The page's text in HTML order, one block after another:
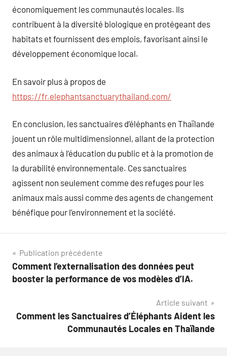
économiquement les communautés locales. Ils
contribuent à la diversité biologique en protégeant des
habitats et fournissent des emplois, favorisant ainsi le
développement économique local.
En savoir plus à propos de
https://fr.elephantsanctuarythailand.com/
En conclusion, les sanctuaires d’éléphants en Thaïlande
jouent un rôle multidimensionnel, allant de la protection
des animaux à l’éducation du public et à la promotion de
la durabilité environnementale. Ces sanctuaires
agissent non seulement comme des refuges pour les
animaux mais aussi comme des agents de changement
bénéfique pour l’environnement et la société.
Navigation
de
Publication précédente
Comment l’externalisation des données peut
booster la performance de vos modèles d’IA.
Article suivant
Comment les Sanctuaires d’Éléphants Aident les
Communautés Locales en Thaïlande